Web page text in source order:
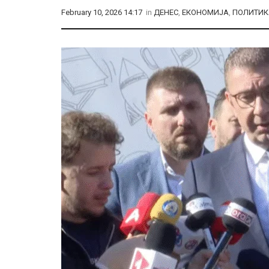
February 10, 2026 14:17 in ДЕНЕС, ЕКОНОМИЈА,